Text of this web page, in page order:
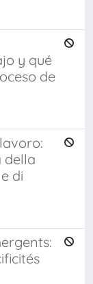
y qué
de
della
di